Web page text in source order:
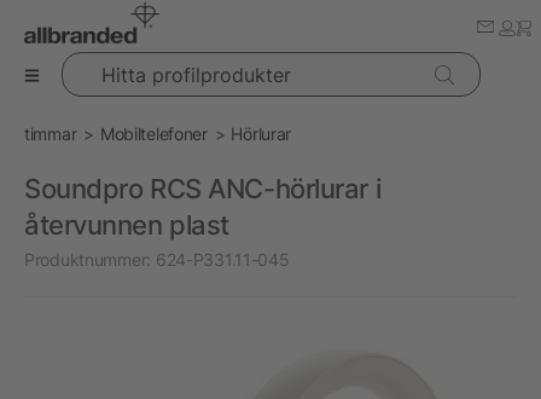
Hitta profilprodukter
timmar Mobiltelefoner Hörlurar
Soundpro RCS ANC-hörlurar i
återvunnen plast
Produktnummer: 624-P331.11-045